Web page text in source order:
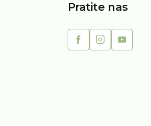
Pratite nas